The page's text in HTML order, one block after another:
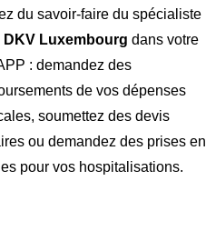
du savoir-faire du spécialiste
DKV Luxembourg dans votre
: demandez des
de vos dépenses
soumettez des devis
ou demandez des prises en
pour vos hospitalisations.